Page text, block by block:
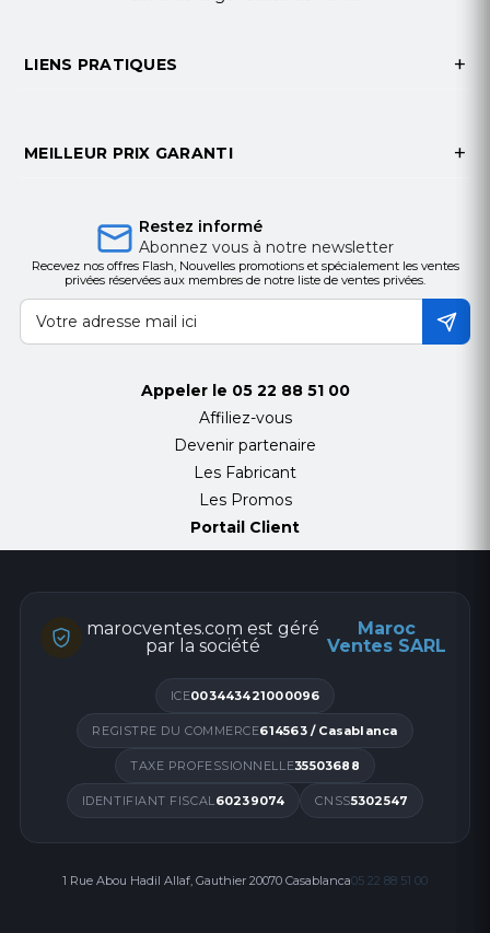
LIENS PRATIQUES
MEILLEUR PRIX GARANTI
Restez informé
Abonnez vous à notre newsletter
Recevez nos offres Flash, Nouvelles promotions et spécialement les ventes
privées réservées aux membres de notre liste de ventes privées.
Appeler le 05 22 88 51 00
Affiliez-vous
Devenir partenaire
Les Fabricant
Les Promos
Portail Client
marocventes.com est géré
par la société
Maroc
Ventes SARL
ICE003443421000096
REGISTRE DU COMMERCE614563 / Casablanca
TAXE PROFESSIONNELLE35503688
IDENTIFIANT FISCAL60239074 CNSS5302547
1 Rue Abou Hadil Allaf, Gauthier 20070 Casablanca05 22 88 51 00